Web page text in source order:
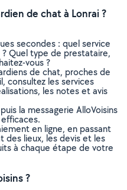
de chat à Lonrai ?
secondes : quel service
Quel type de prestataire,
vous ?
de chat, proches de
consultez les services
les notes et avis
la messagerie AlloVoisins
en ligne, en passant
des lieux, les devis et les
à chaque étape de votre
?